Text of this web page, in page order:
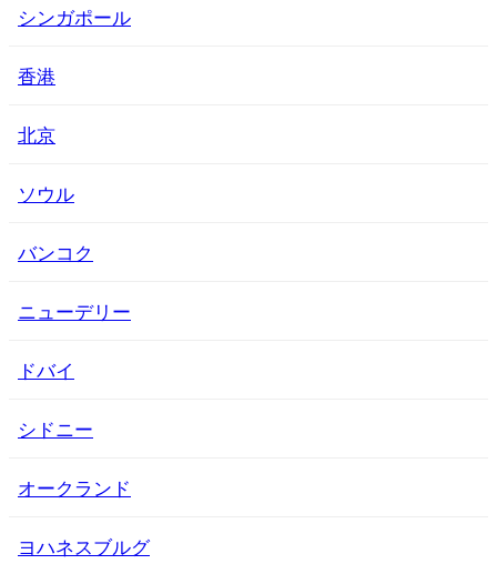
シンガポール
香港
北京
ソウル
バンコク
ニューデリー
ドバイ
シドニー
オークランド
ヨハネスブルグ